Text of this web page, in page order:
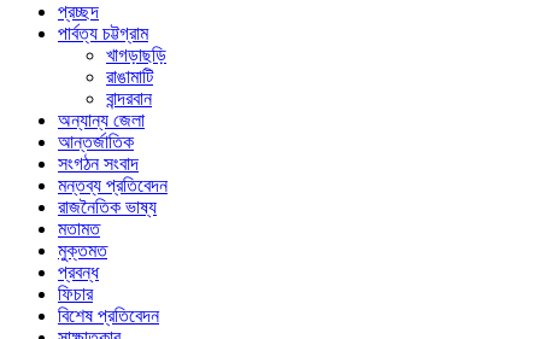
প্রচ্ছদ
পার্বত্য চট্টগ্রাম
খাগড়াছড়ি
রাঙামাটি
বান্দরবান
অন্যান্য জেলা
আন্তর্জাতিক
সংগঠন সংবাদ
মন্তব্য প্রতিবেদন
রাজনৈতিক ভাষ্য
মতামত
মুক্তমত
প্রবন্ধ
ফিচার
বিশেষ প্রতিবেদন